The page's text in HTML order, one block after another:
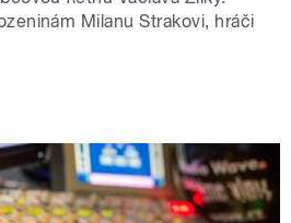
Milanu Strakovi, hráči